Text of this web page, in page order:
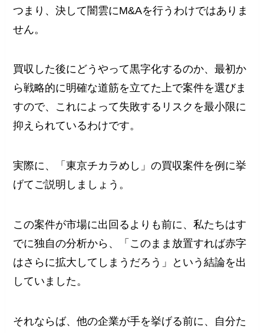
つまり、決して闇雲にM&Aを行うわけではありま
せん。
買収した後にどうやって黒字化するのか、最初か
ら戦略的に明確な道筋を立てた上で案件を選びま
すので、これによって失敗するリスクを最小限に
抑えられているわけです。
実際に、「東京チカラめし」の買収案件を例に挙
げてご説明しましょう。
この案件が市場に出回るよりも前に、私たちはす
でに独自の分析から、「このまま放置すれば赤字
はさらに拡大してしまうだろう」という結論を出
していました。
それならば、他の企業が手を挙げる前に、自分た